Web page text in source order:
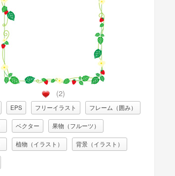
(2)
EPS フリーイラスト フレーム（囲み）
ベクター 果物（フルーツ）
植物（イラスト） 背景（イラスト）